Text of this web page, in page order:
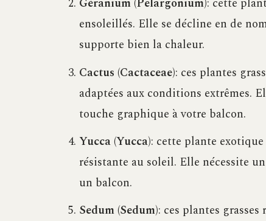
Géranium (Pelargonium): cette
ensoleillés. Elle se décline en de
supporte bien la chaleur.
Cactus (Cactaceae): ces plantes
adaptées aux conditions extrêmes.
touche graphique à votre balcon.
Yucca (Yucca): cette plante
résistante au soleil. Elle nécessite
un balcon.
Sedum (Sedum): ces plantes